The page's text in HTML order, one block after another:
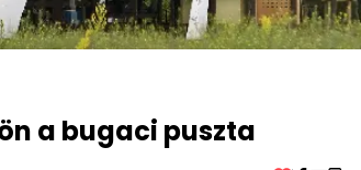
a bugaci puszta